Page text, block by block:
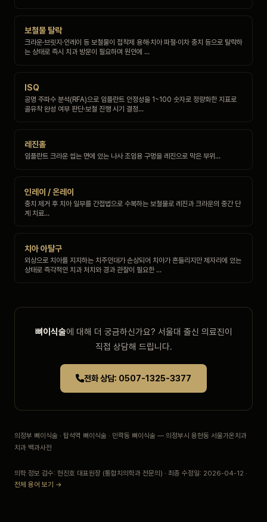
보철물 탈락
크라운·브릿지·인레이 등 보철물이 접착제 용해·치아 파절·이차 충치 등으로 탈락하
는 상태로 즉시 치과 방문이 필요하며 원인에 …
ISQ
공명 주파수 분석(RFA)으로 임플란트 안정성을 1~100 숫자로 정량화한 지표로
골유착 완성 여부 판단·보철 진행 시기 결정…
레진홀
임플란트 크라운 씹는 면에 있는 나사 조임용 구멍을 레진으로 막은 부위…
인레이 / 온레이
충치 제거 후 치아 일부를 간접법으로 수복하는 보철물로 레진과 크라운의 중간 단
계 치료…
치아 아탈구
외상으로 치아를 지지하는 치주인대가 손상되어 치아가 흔들리지만 제자리에 있는
상태로 즉각적인 치과 처치와 경과 관찰이 필요한 …
뼈이식술에 대해 더 궁금하신가요? 서울대 출신 의료진이
직접 상담해 드립니다.
전화 상담: 0507-1325-3377
의정부 뼈이식술 · 탑석역 뼈이식술 · 민락동 뼈이식술 — 의정부시 용현동 서울가온치과
치과 백과사전
의학 정보 검수: 현진호 대표원장 (통합치의학과 전문의) · 최종 수정일: 2026-04-12 ·
전체 용어 보기 →